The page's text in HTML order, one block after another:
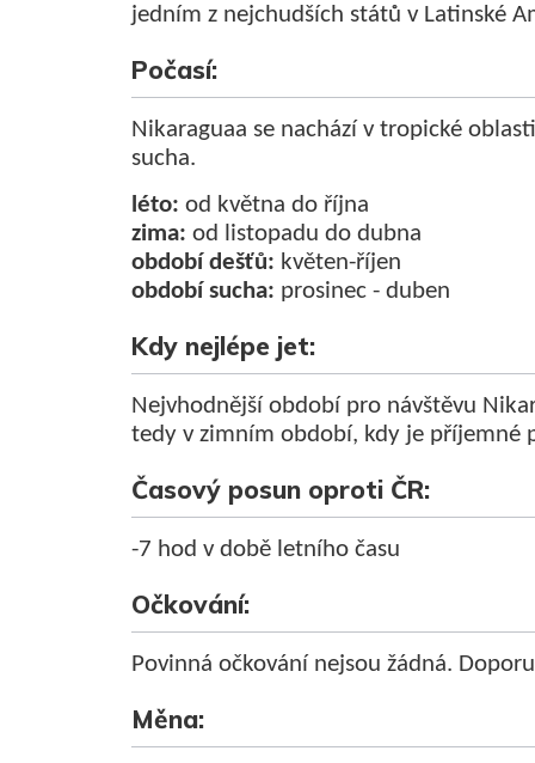
jedním z nejchudších států v Latinské
Počasí:
Nikaraguaa se nachází v tropické
sucha.
léto: od května do října
zima: od listopadu do dubna
období dešťů: květen-říjen
období sucha: prosinec - duben
Kdy nejlépe jet:
Nejvhodnější období pro návštěvu
tedy v zimním období, kdy je příjemné
Časový posun oproti ČR:
-7 hod v době letního času
Očkování:
Povinná očkování nejsou žádná.
Měna: